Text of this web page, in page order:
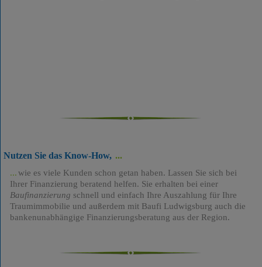
Nutzen Sie das Know-How,
wie es viele Kunden schon getan haben. Lassen Sie sich bei
Ihrer Finanzierung beratend helfen. Sie erhalten bei einer
Baufinanzierung schnell und einfach Ihre Auszahlung für Ihre
Traumimmobilie und außerdem mit Baufi Ludwigsburg auch die
bankenunabhängige Finanzierungsberatung aus der Region.